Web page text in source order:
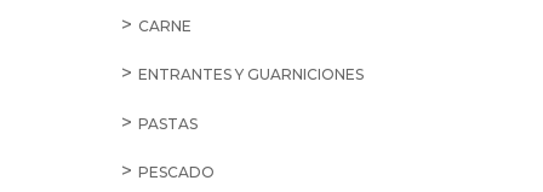
CARNE
ENTRANTES Y GUARNICIONES
PASTAS
PESCADO